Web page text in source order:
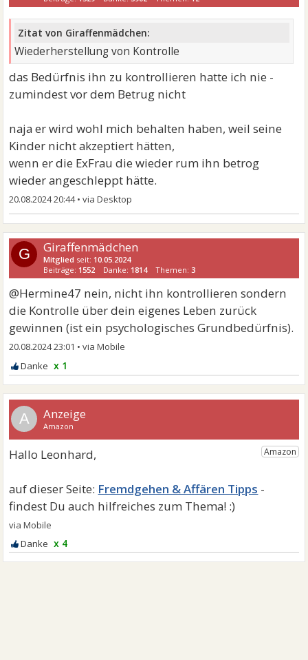
Zitat von Giraffenmädchen:
Wiederherstellung von Kontrolle
das Bedürfnis ihn zu kontrollieren hatte ich nie -
zumindest vor dem Betrug nicht
naja er wird wohl mich behalten haben, weil seine
Kinder nicht akzeptiert hätten,
wenn er die ExFrau die wieder rum ihn betrog
wieder angeschleppt hätte.
20.08.2024 20:44•
G Giraffenmädchen
Mitglied seit: 10.05.2024
Beiträge: 1552 Danke: 1814 Themen: 3
@Hermine47 nein, nicht ihn kontrollieren sondern
die Kontrolle über dein eigenes Leben zurück
gewinnen (ist ein psychologisches Grundbedürfnis).
20.08.2024 23:01 •
x 1
A
Fremdgehen & Affären Tipps
x 4